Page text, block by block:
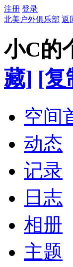
注册 登录
北美户外俱乐部 返
小C的
藏] [复
空间
动态
记录
日志
相册
主题